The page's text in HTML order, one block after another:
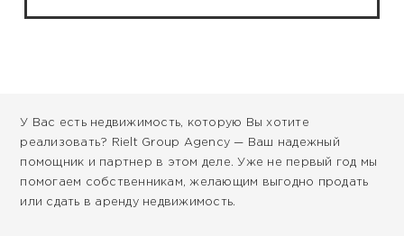
У Вас есть недвижимость, которую Вы хотите
реализовать? Rielt Group Agency — Ваш надежный
помощник и партнер в этом деле. Уже не первый год мы
помогаем собственникам, желающим выгодно продать
или сдать в аренду недвижимость.